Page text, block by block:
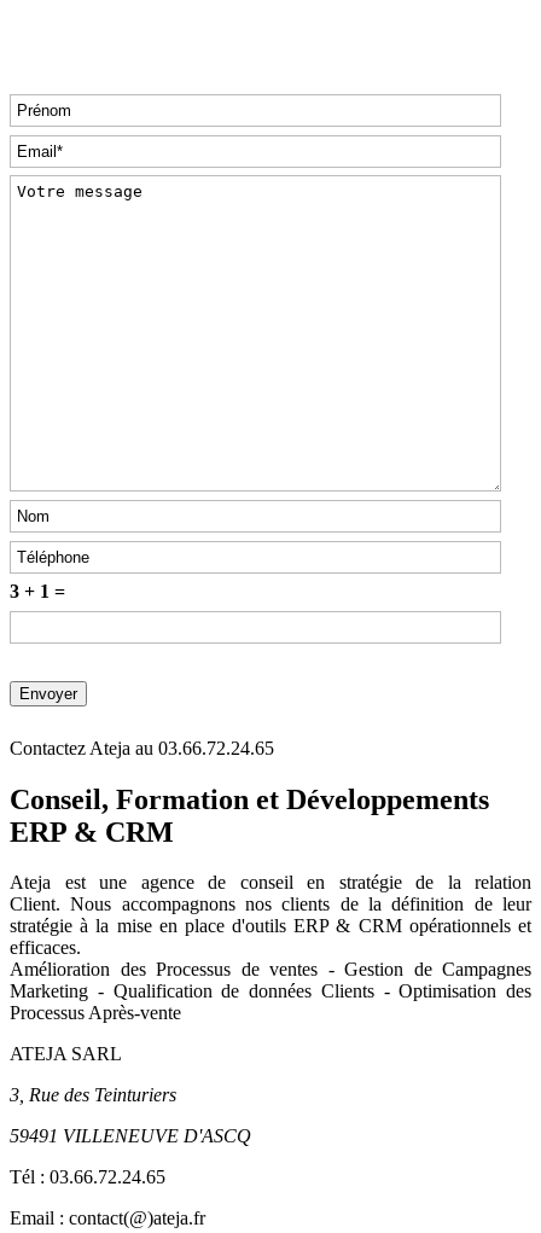
3 + 1 =
Contactez Ateja au 03.66.72.24.65
Conseil, Formation et Développements
ERP & CRM
Ateja est une agence de conseil en stratégie de la relation
Client.Nous accompagnons nos clients de la définition de leur
stratégie à la mise en place d'outils ERP & CRM opérationnels et
efficaces.
Amélioration des Processus de ventes - Gestion de Campagnes
Marketing - Qualification de données Clients - Optimisation des
Processus Après-vente
ATEJA SARL
3, Rue des Teinturiers
59491 VILLENEUVE D'ASCQ
Tél : 03.66.72.24.65
Email : contact(@)ateja.fr